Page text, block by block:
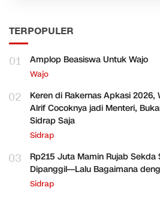
TERPOPULER
01 Amplop Beasiswa Untuk Wajo
Wajo
02
Keren di Rakernas Apkasi 2026,
Alrif Cocoknya jadi Menteri,
Sidrap Saja
Sidrap
03
Rp215 Juta Mamin Rujab Sekda
Dipanggil—Lalu Bagaimana
Sidrap